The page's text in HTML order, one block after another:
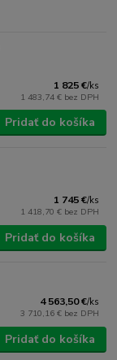
1 825 €/ks
1 483,74 € bez DPH
Pridať do košíka
1 745 €/ks
1 418,70 € bez DPH
Pridať do košíka
4 563,50 €/ks
3 710,16 € bez DPH
Pridať do košíka